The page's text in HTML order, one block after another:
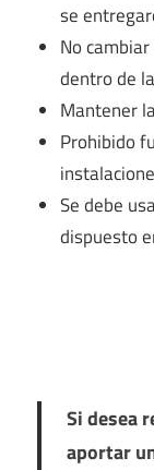
se
No
dentro de
Mantener
Prohibido
Se debe
dispuesto
Si desea
aportar